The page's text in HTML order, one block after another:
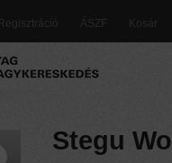
Regisztráció ÁSZF Kosár
Stegu